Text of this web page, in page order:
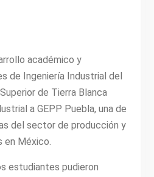
académico y
de Ingeniería Industrial del
de Tierra Blanca
a GEPP Puebla, una de
del sector de producción y
en México.
estudiantes pudieron